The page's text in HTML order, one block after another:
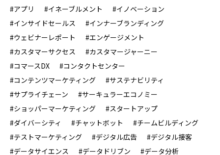
#アプリ
#イネーブルメント
#イノベーション
#インサイドセールス
#インナーブランディング
#ウェビナーレポート
#エンゲージメント
#カスタマーサクセス
#カスタマージャーニー
#コマースDX
#コンタクトセンター
#コンテンツマーケティング
#サステナビリティ
#サプライチェーン
#サーキュラーエコノミー
#ショッパーマーケティング
#スタートアップ
#ダイバーシティ
#チャットボット
#チームビルディング
#テストマーケティング
#デジタル広告
#デジタル接客
#データサイエンス
#データドリブン
#データ分析